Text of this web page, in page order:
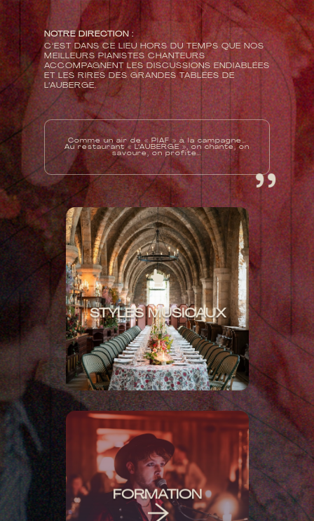
NOTRE DIRECTION :
C’EST DANS CE LIEU HORS DU TEMPS QUE NOS
MEILLEURS PIANISTES CHANTEURS
ACCOMPAGNENT LES DISCUSSIONS ENDIABLÉES
ET LES RIRES DES GRANDES TABLÉES DE
L’AUBERGE.
Comme un air de « PIAF » à la campagne…
Au restaurant « L’AUBERGE », on chante, on
savoure, on profite…
‘ ‘

STYLES MUSICAUX

#POP
#VARIÉTÉ FRANÇAISE
FORMATION

SOLO
PIANISTE CHANTEUR